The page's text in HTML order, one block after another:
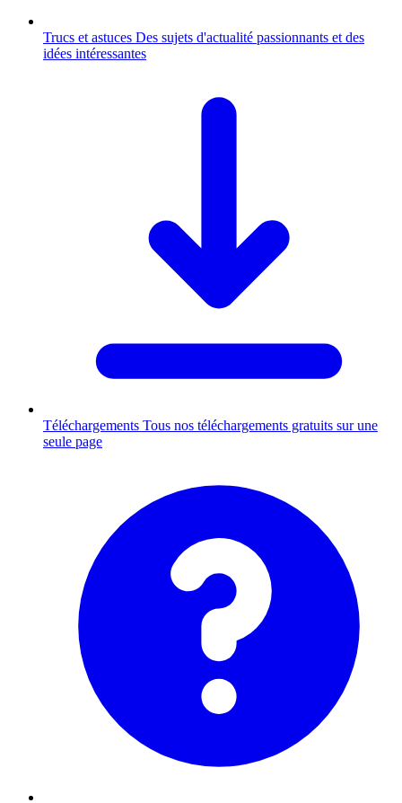
Trucs et astuces Des sujets d'actualité passionnants et des
idées intéressantes
Téléchargements Tous nos téléchargements gratuits sur une
seule page